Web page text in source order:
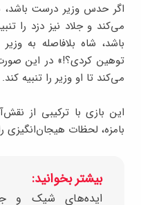
اگر حدس وزیر درست باشد،
می‌کند و جلاد نیز دزد را
باشد، شاه بلافاصله به
توهین کردی؟!» در این
می‌کند تا او وزیر را تنبیه کند.
این بازی با ترکیبی از
بامزه، لحظات هیجان‌انگیزی
بیشتر بخوانید:
ایده‌های شیک و